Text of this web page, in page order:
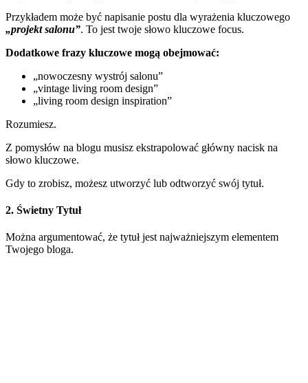
Przykładem może być napisanie postu dla wyrażenia kluczowego
„projekt salonu”. To jest twoje słowo kluczowe focus.
Dodatkowe frazy kluczowe mogą obejmować:
„nowoczesny wystrój salonu”
„vintage living room design”
„living room design inspiration”
Rozumiesz.
Z pomysłów na blogu musisz ekstrapolować główny nacisk na
słowo kluczowe.
Gdy to zrobisz, możesz utworzyć lub odtworzyć swój tytuł.
2. Świetny Tytuł
Można argumentować, że tytuł jest najważniejszym elementem
Twojego bloga.